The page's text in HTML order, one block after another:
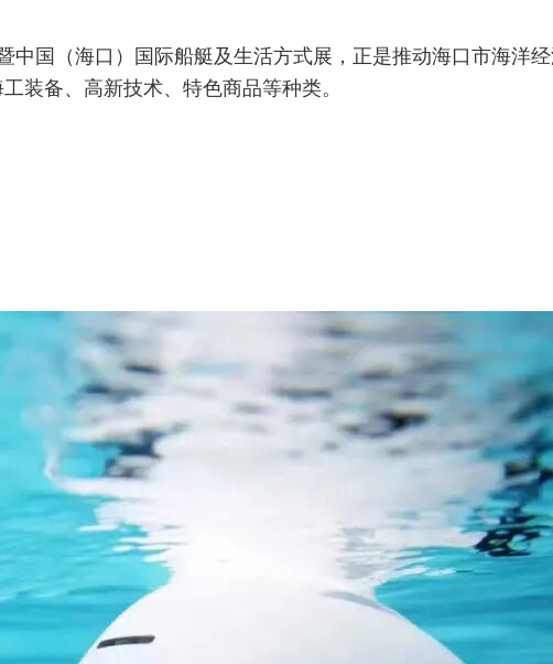
国（海口）国际船艇及生活方式展，正是推动海口市海洋
装备、高新技术、特色商品等种类。